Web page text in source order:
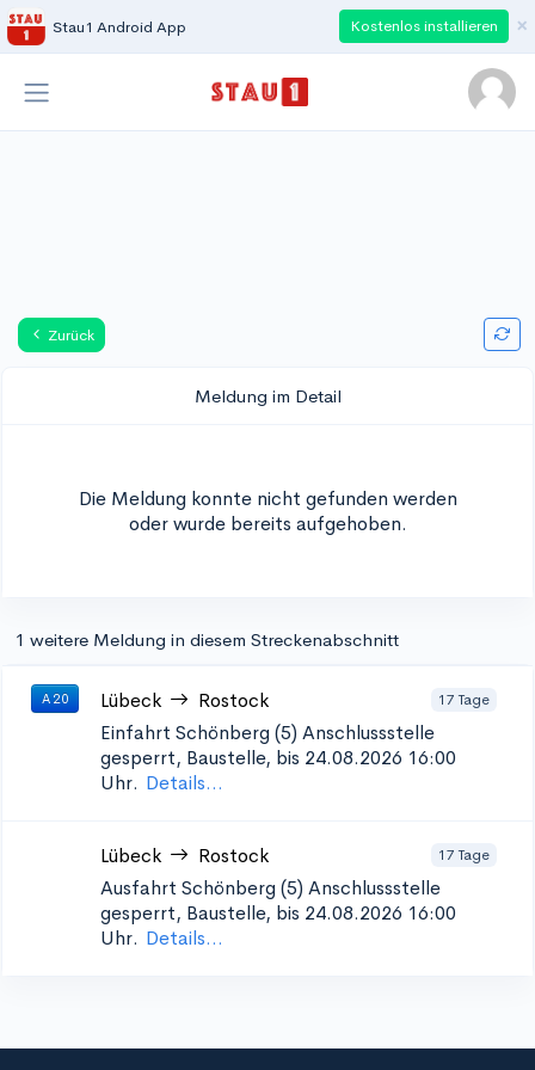
Stau1 Android App Kostenlos installieren ×
Zurück
Meldung im Detail
Die Meldung konnte nicht gefunden werden
oder wurde bereits aufgehoben.
1 weitere Meldung in diesem Streckenabschnitt
A 20 Lübeck Rostock 17 Tage
Einfahrt Schönberg (5) Anschlussstelle
gesperrt, Baustelle, bis 24.08.2026 16:00
Uhr. Details...
Lübeck Rostock 17 Tage
Ausfahrt Schönberg (5) Anschlussstelle
gesperrt, Baustelle, bis 24.08.2026 16:00
Uhr. Details...